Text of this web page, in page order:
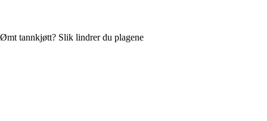
Ømt tannkjøtt? Slik lindrer du plagene